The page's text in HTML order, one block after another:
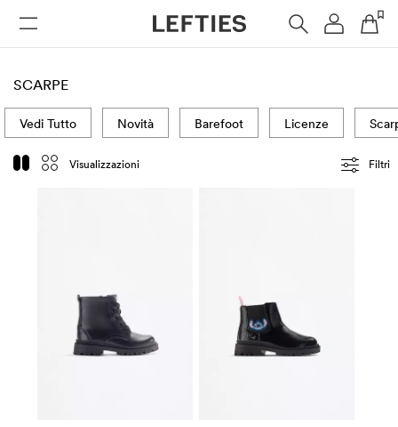
SCARPE
Visualizzazioni Filtri
Vedi Tutto Novità Barefoot Licenze